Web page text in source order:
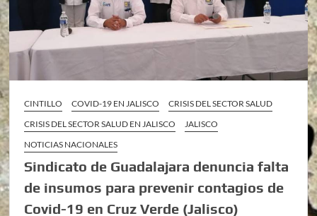
CINTILLO COVID-19 EN JALISCO
CRISIS DEL SECTOR SALUD
CRISIS DEL SECTOR SALUD EN JALISCO
JALISCO
NOTICIAS NACIONALES
Sindicato de Guadalajara denuncia falta
de insumos para prevenir contagios de
Covid-19 en Cruz Verde (Jalisco)